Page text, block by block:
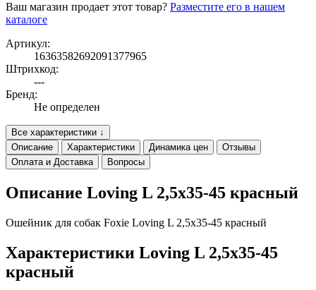
Ваш магазин продает этот товар? Разместите его в нашем
каталоге
Артикул:
16363582692091377965
Штрихкод:
---
Бренд:
Не определен
Все характеристики ↓
Описание
Характеристики Динамика цен
Отзывы
Оплата и Доставка
Вопросы
Описание Loving L 2,5x35-45 красный
Ошейник для собак Foxie Loving L 2,5x35-45 красный
Характеристики Loving L 2,5x35-45
красный